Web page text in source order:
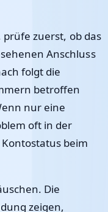
zuerst, ob das
Anschluss
folgt die
betroffen
nur eine
oft in der
beim
Die
zeigen,